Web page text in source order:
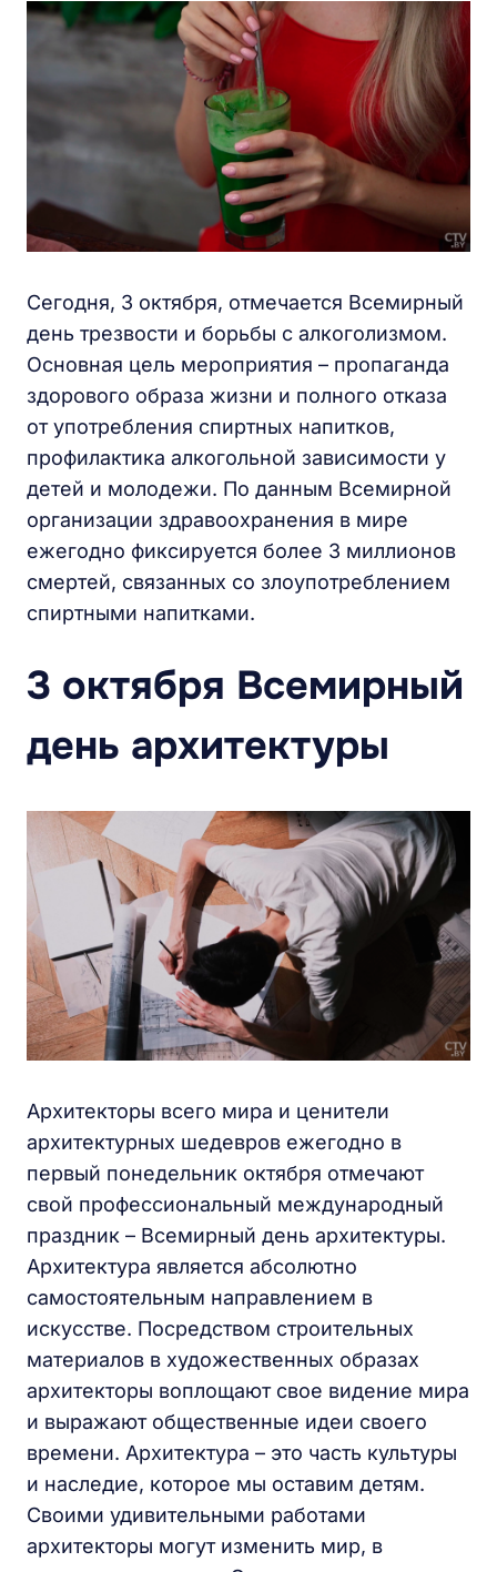
Сегодня, 3 октября, отмечается Всемирный
день трезвости и борьбы с алкоголизмом.
Основная цель мероприятия – пропаганда
здорового образа жизни и полного отказа
от употребления спиртных напитков,
профилактика алкогольной зависимости у
детей и молодежи. По данным Всемирной
организации здравоохранения в мире
ежегодно фиксируется более 3 миллионов
смертей, связанных со злоупотреблением
спиртными напитками.
3 октября Всемирный
день архитектуры
Архитекторы всего мира и ценители
архитектурных шедевров ежегодно в
первый понедельник октября отмечают
свой профессиональный международный
праздник – Всемирный день архитектуры.
Архитектура является абсолютно
самостоятельным направлением в
искусстве. Посредством строительных
материалов в художественных образах
архитекторы воплощают свое видение мира
и выражают общественные идеи своего
времени. Архитектура – это часть культуры
и наследие, которое мы оставим детям.
Своими удивительными работами
архитекторы могут изменить мир, в